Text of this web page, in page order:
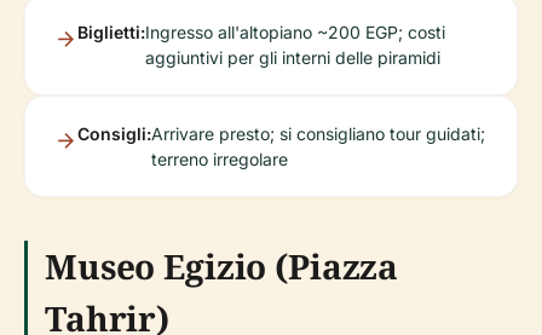
Biglietti:Ingresso all'altopiano ~200 EGP; costi
aggiuntivi per gli interni delle piramidi
Consigli:Arrivare presto; si consigliano tour guidati;
terreno irregolare
Museo Egizio (Piazza
Tahrir)